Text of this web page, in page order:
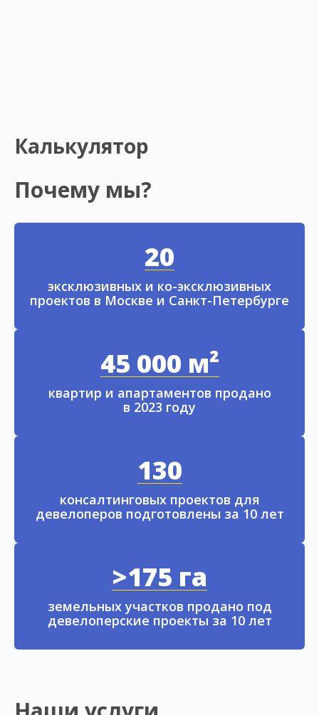
Калькулятор
Почему мы?
20
эксклюзивных и ко-эксклюзивных
проектов в Москве и Санкт-Петербурге
45 000 м²
квартир и апартаментов продано
в 2023 году
130
консалтинговых проектов для
девелоперов подготовлены за 10 лет
>175 га
земельных участков продано под
девелоперские проекты за 10 лет